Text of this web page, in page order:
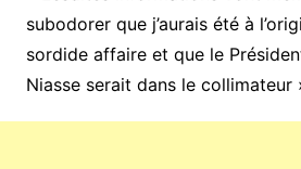
subodorer que j’aurais été à
sordide affaire et que le
Niasse serait dans le collimateur